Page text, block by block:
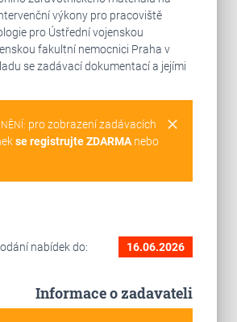
výkony pro pracoviště
pro Ústřední vojenskou
fakultní nemocnici Praha v
se zadávací dokumentací a jejími
clear
pro zobrazení zadávacích
se registrujte ZDARMAnebo
nabídek do: 16.06.2026
Informace o zadavateli